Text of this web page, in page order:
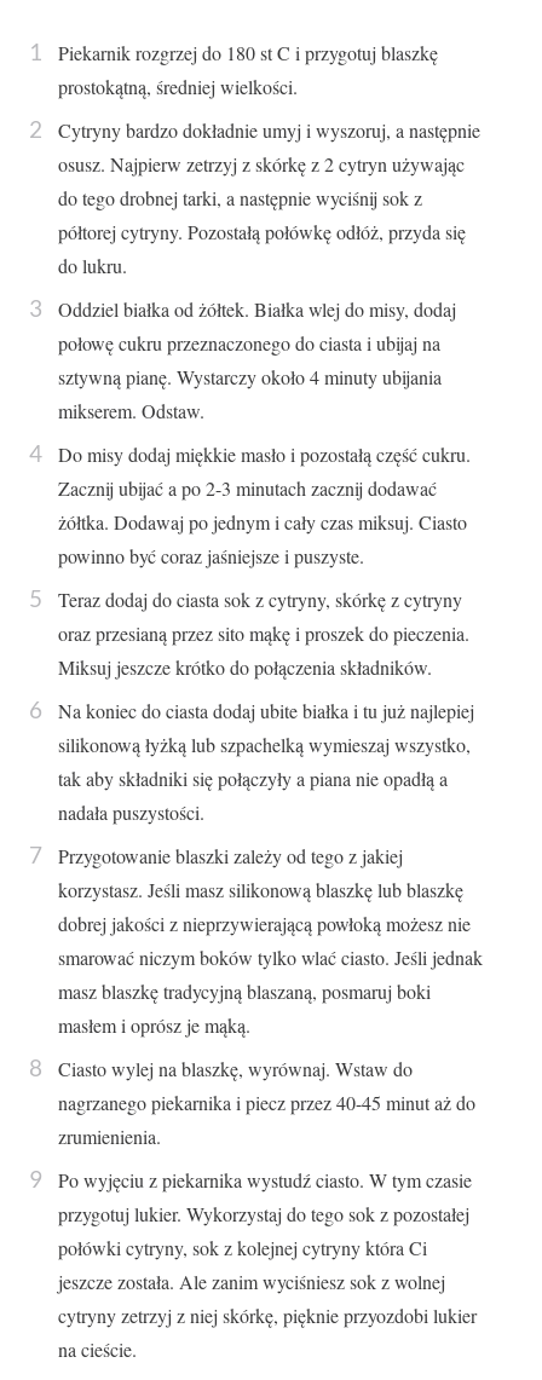
Piekarnik rozgrzej do 180 st C i przygotuj blaszkę
prostokątną, średniej wielkości.
Cytryny bardzo dokładnie umyj i wyszoruj, a następnie
osusz. Najpierw zetrzyj z skórkę z 2 cytryn używając
do tego drobnej tarki, a następnie wyciśnij sok z
półtorej cytryny. Pozostałą połówkę odłóż, przyda się
do lukru.
Oddziel białka od żółtek. Białka wlej do misy, dodaj
połowę cukru przeznaczonego do ciasta i ubijaj na
sztywną pianę. Wystarczy około 4 minuty ubijania
mikserem. Odstaw.
Do misy dodaj miękkie masło i pozostałą część cukru.
Zacznij ubijać a po 2-3 minutach zacznij dodawać
żółtka. Dodawaj po jednym i cały czas miksuj. Ciasto
powinno być coraz jaśniejsze i puszyste.
Teraz dodaj do ciasta sok z cytryny, skórkę z cytryny
oraz przesianą przez sito mąkę i proszek do pieczenia.
Miksuj jeszcze krótko do połączenia składników.
Na koniec do ciasta dodaj ubite białka i tu już najlepiej
silikonową łyżką lub szpachelką wymieszaj wszystko,
tak aby składniki się połączyły a piana nie opadłą a
nadała puszystości.
Przygotowanie blaszki zależy od tego z jakiej
korzystasz. Jeśli masz silikonową blaszkę lub blaszkę
dobrej jakości z nieprzywierającą powłoką możesz nie
smarować niczym boków tylko wlać ciasto. Jeśli jednak
masz blaszkę tradycyjną blaszaną, posmaruj boki
masłem i oprósz je mąką.
Ciasto wylej na blaszkę, wyrównaj. Wstaw do
nagrzanego piekarnika i piecz przez 40-45 minut aż do
zrumienienia.
Po wyjęciu z piekarnika wystudź ciasto. W tym czasie
przygotuj lukier. Wykorzystaj do tego sok z pozostałej
połówki cytryny, sok z kolejnej cytryny która Ci
jeszcze została. Ale zanim wyciśniesz sok z wolnej
cytryny zetrzyj z niej skórkę, pięknie przyozdobi lukier
na cieście.